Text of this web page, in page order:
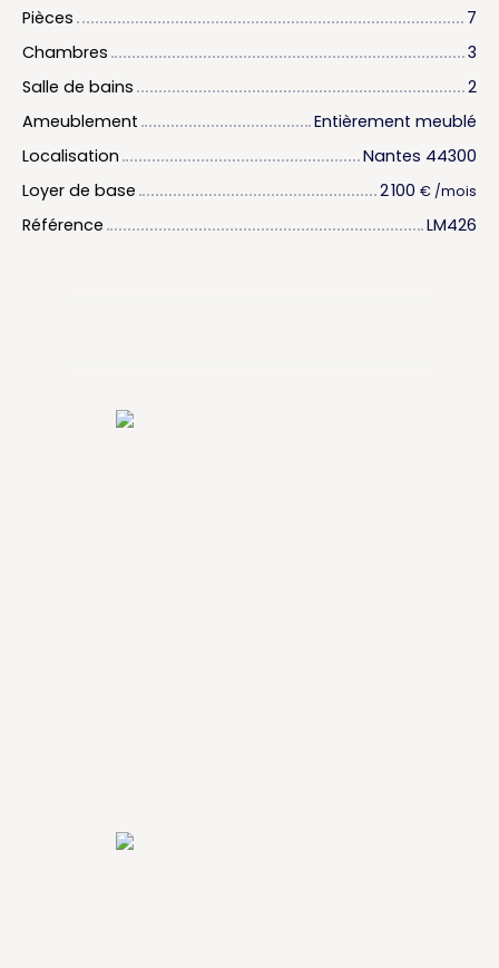
Pièces
7
Chambres
3
Salle de bains
2
Ameublement
Entièrement meublé
Localisation
Nantes 44300
Loyer de base
2 100 € /mois
Référence LM426